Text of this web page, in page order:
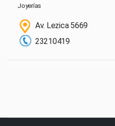
Joyerías
Av. Lezica 5669
23210419